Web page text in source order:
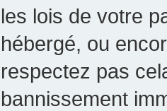
les lois de votre
hébergé, ou
respectez pas
bannissement